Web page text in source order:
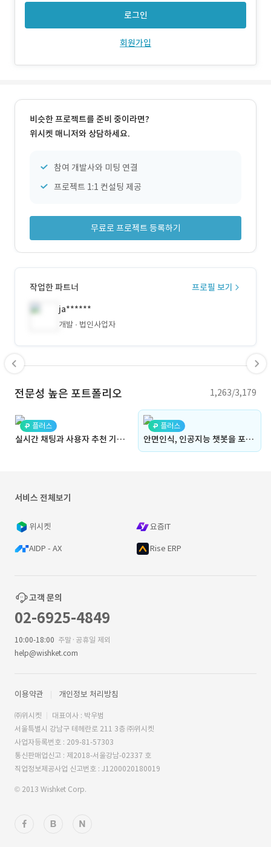
로그인
회원가입
비슷한 프로젝트를 준비 중이라면?
위시켓 매니저와 상담하세요.
참여 개발사와 미팅 연결
프로젝트 1:1 컨설팅 제공
무료로 프로젝트 등록하기
작업한 파트너
프로필 보기
ja******
개발 법인사업자
전문성 높은 포트폴리오 1,263/3,179
플러스
실시간 채팅과 사용자 추천 기능을 갖춘 한국 여행 플랫폼
플러스
안면인식, 인공지능 챗봇을 포함한 현장 안전 관리 ERP 솔루션(건설, 건축, 전자서명, 사고 예방, 위험, 계약서, 근태, 출결, 출근)(안전달인과 유사)
서비스 전체보기
위시켓 요즘IT
AIDP - AX Rise ERP
고객 문의
02-6925-4849
10:00-18:00 주말·공휴일 제외
help@wishket.com
이용약관 개인정보 처리방침
㈜위시켓
대표이사 : 박우범
서울특별시 강남구 테헤란로 211 3층 ㈜위시켓
사업자등록번호 : 209-81-57303
통신판매업신고 : 제2018-서울강남-02337 호
직업정보제공사업 신고번호 : J1200020180019
© 2013 Wishket Corp.